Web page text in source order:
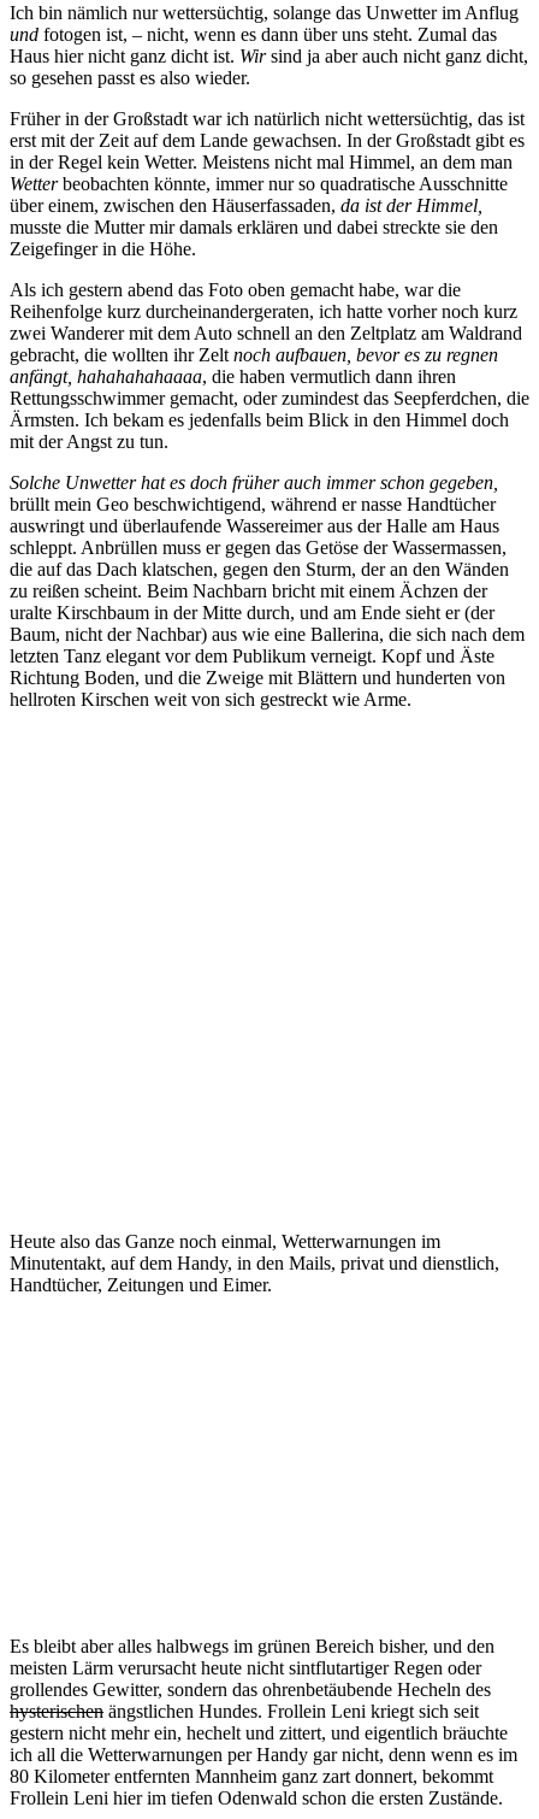
Ich bin nämlich nur wettersüchtig, solange das Unwetter im Anflug
und fotogen ist, – nicht, wenn es dann über uns steht. Zumal das
Haus hier nicht ganz dicht ist. Wirsind ja aber auch nicht ganz dicht,
so gesehen passt es also wieder.
Früher in der Großstadt war ich natürlich nicht wettersüchtig, das ist
erst mit der Zeit auf dem Lande gewachsen. In der Großstadt gibt es
in der Regel kein Wetter. Meistens nicht mal Himmel, an dem man
Wetterbeobachten könnte, immer nur so quadratische Ausschnitte
über einem, zwischen den Häuserfassaden, da ist der Himmel,
musste die Mutter mir damals erklären und dabei streckte sie den
Zeigefinger in die Höhe.
Als ich gestern abend das Foto oben gemacht habe, war die
Reihenfolge kurz durcheinandergeraten, ich hatte vorher noch kurz
zwei Wanderer mit dem Auto schnell an den Zeltplatz am Waldrand
gebracht, die wollten ihr Zelt noch aufbauen, bevor es zu regnen
anfängt, hahahahahaaaa, die haben vermutlich dann ihren
Rettungsschwimmer gemacht, oder zumindest das Seepferdchen, die
Ärmsten. Ich bekam es jedenfalls beim Blick in den Himmel doch
mit der Angst zu tun.
Solche Unwetter hat es doch früher auch immer schon gegeben,
brüllt mein Geo beschwichtigend, während er nasse Handtücher
auswringt und überlaufende Wassereimer aus der Halle am Haus
schleppt. Anbrüllen muss er gegen das Getöse der Wassermassen,
die auf das Dach klatschen, gegen den Sturm, der an den Wänden
zu reißen scheint. Beim Nachbarn bricht mit einem Ächzen der
uralte Kirschbaum in der Mitte durch, und am Ende sieht er (der
Baum, nicht der Nachbar) aus wie eine Ballerina, die sich nach dem
letzten Tanz elegant vor dem Publikum verneigt. Kopf und Äste
Richtung Boden, und die Zweige mit Blättern und hunderten von
hellroten Kirschen weit von sich gestreckt wie Arme.
Heute also das Ganze noch einmal, Wetterwarnungen im
Minutentakt, auf dem Handy, in den Mails, privat und dienstlich,
Handtücher, Zeitungen und Eimer.
Es bleibt aber alles halbwegs im grünen Bereich bisher, und den
meisten Lärm verursacht heute nicht sintflutartiger Regen oder
grollendes Gewitter, sondern das ohrenbetäubende Hecheln des
hysterischen ängstlichen Hundes. Frollein Leni kriegt sich seit
gestern nicht mehr ein, hechelt und zittert, und eigentlich bräuchte
ich all die Wetterwarnungen per Handy gar nicht, denn wenn es im
80 Kilometer entfernten Mannheim ganz zart donnert, bekommt
Frollein Leni hier im tiefen Odenwald schon die ersten Zustände.